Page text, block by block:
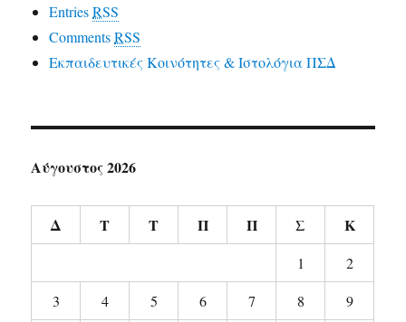
EntriesRSS
CommentsRSS
Εκπαιδευτικές Κοινότητες & Ιστολόγια ΠΣΔ
Αύγουστος 2026
Δ Τ Τ Π Π Σ Κ
1
2
3
4 5 6 7 8
9